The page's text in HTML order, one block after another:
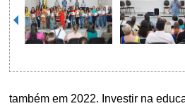
também em 2022. Investir na